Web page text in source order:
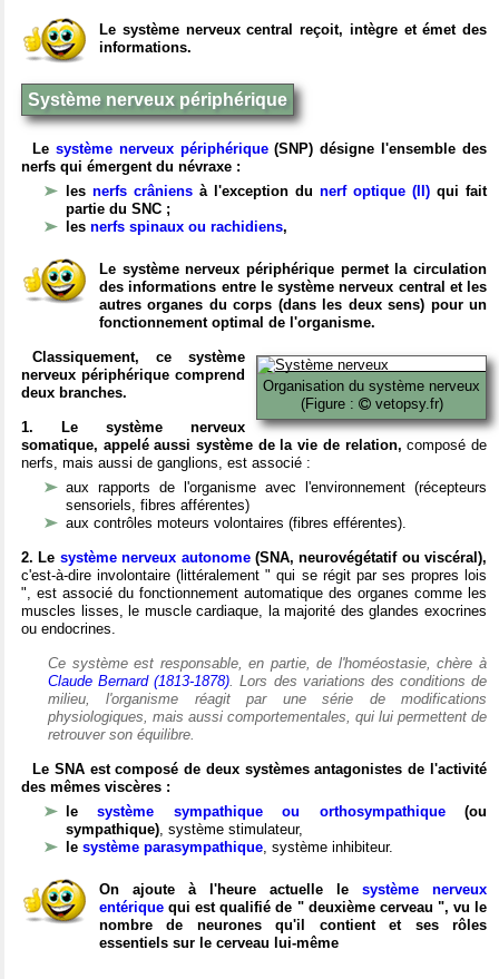
Le système nerveux central reçoit, intègre et émet des
informations.
Système nerveux périphérique
Le système nerveux périphérique(SNP) désigne l'ensemble des
nerfs qui émergent du névraxe :
les nerfs crâniens à l'exception du nerf optique (II) qui fait
partie du SNC ;
les nerfs spinaux ou rachidiens,
Le système nerveux périphérique permet la circulation
des informations entre le système nerveux central et les
autres organes du corps (dans les deux sens) pour un
fonctionnement optimal de l'organisme.
Organisation du système nerveux
(Figure :
vetopsy.fr)
Classiquement, ce système
nerveux périphérique comprend
deux branches.
1. Le système nerveux
somatique, appelé aussi système de la vie de relation, composé de
nerfs, mais aussi de ganglions, est associé :
aux rapports de l'organisme avec l'environnement (récepteurs
sensoriels, fibres afférentes)
aux contrôles moteurs volontaires (fibres efférentes).
2. Le système nerveux autonome(SNA, neurovégétatif ou viscéral),
c'est-à-dire involontaire (littéralement " qui se régit par ses propres lois
", est associé du fonctionnement automatique des organes comme les
muscles lisses, le muscle cardiaque, la majorité des glandes exocrines
ou endocrines.
Ce système est responsable, en partie, de l'homéostasie, chère à
Claude Bernard (1813-1878). Lors des variations des conditions de
milieu, l'organisme réagit par une série de modifications
physiologiques, mais aussi comportementales, qui lui permettent de
retrouver son équilibre.
Le SNA est composé de deux systèmes antagonistes de l'activité
des mêmes viscères :
lesystème sympathique ou orthosympathique(ou
sympathique), système stimulateur,
le système parasympathique, système inhibiteur.
On ajoute à l'heure actuelle le système nerveux
entérique qui est qualifié de " deuxième cerveau ", vu le
nombre de neurones qu'il contient et ses rôles
essentiels sur le cerveau lui-même